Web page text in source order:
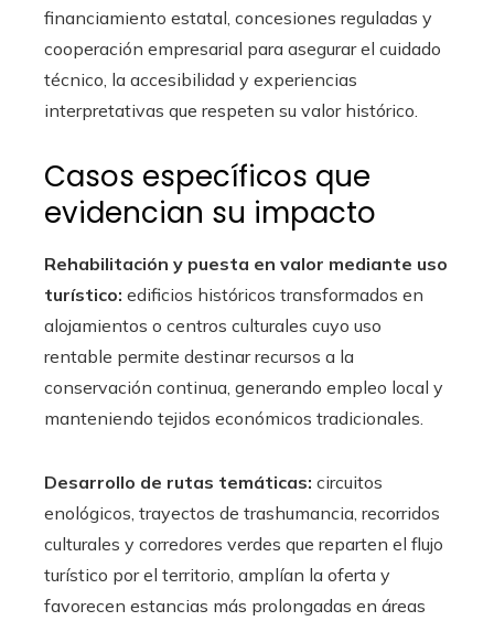
financiamiento estatal, concesiones reguladas y
cooperación empresarial para asegurar el cuidado
técnico, la accesibilidad y experiencias
interpretativas que respeten su valor histórico.
Casos específicos que
evidencian su impacto
Rehabilitación y puesta en valor mediante uso
turístico: edificios históricos transformados en
alojamientos o centros culturales cuyo uso
rentable permite destinar recursos a la
conservación continua, generando empleo local y
manteniendo tejidos económicos tradicionales.
Desarrollo de rutas temáticas: circuitos
enológicos, trayectos de trashumancia, recorridos
culturales y corredores verdes que reparten el flujo
turístico por el territorio, amplían la oferta y
favorecen estancias más prolongadas en áreas